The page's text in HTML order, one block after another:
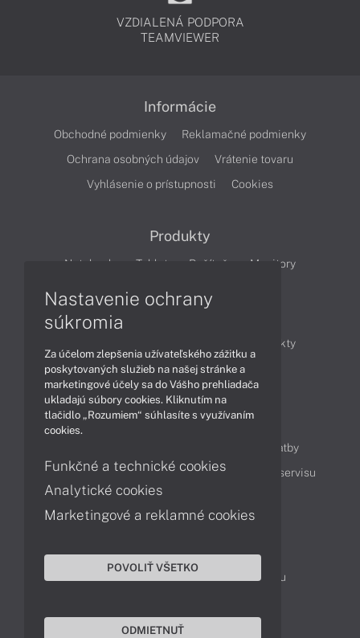
VZDIALENÁ PODPORA
TEAMVIEWER
Informácie
Obchodné podmienky
Reklamačné podmienky
Ochrana osobných údajov
Vrátenie tovaru
Vyhlásenie o prístupnosti
Cookies
Produkty
Notebooky Tablety Počítače Monitory
Produkty
Technológie
Videá
Obsah
Možnosti doručenia a platby
Podpora a servis
Servisné služby Cenník servisu
Kontakty
043 4224 771
Obchodné oddelenie
Reklamácia tovaru
Nastavenie ochrany
súkromia
Za účelom zlepšenia užívateľského zážitku a
poskytovaných služieb na našej stránke a
marketingové účely sa do Vášho prehliadača
ukladajú súbory cookies. Kliknutím na
tlačidlo „Rozumiem“ súhlasíte s využívaním
cookies.
Funkčné a technické cookies
Analytické cookies
Marketingové a reklamné cookies
POVOLIŤ VŠETKO
ODMIETNUŤ